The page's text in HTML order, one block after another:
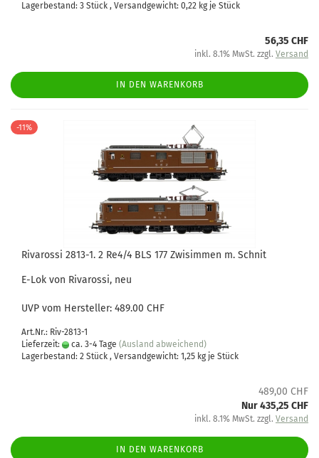
Lagerbestand: 3 Stück , Versandgewicht: 0,22 kg je Stück
56,35 CHF
inkl. 8.1% MwSt. zzgl. Versand
IN DEN WARENKORB
-11%
Rivarossi 2813-1. 2 Re4/4 BLS 177 Zwisimmen m. Schnit
E-Lok von Rivarossi, neu
UVP vom Hersteller: 489.00 CHF
Art.Nr.: Riv-2813-1
Lieferzeit:
ca. 3-4 Tage (Ausland abweichend)
Lagerbestand: 2 Stück , Versandgewicht: 1,25 kg je Stück
489,00 CHF
Nur 435,25 CHF
inkl. 8.1% MwSt. zzgl. Versand
IN DEN WARENKORB